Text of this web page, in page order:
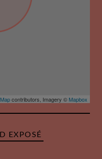
contributors, Imagery © Mapbox
EXPOSÉ